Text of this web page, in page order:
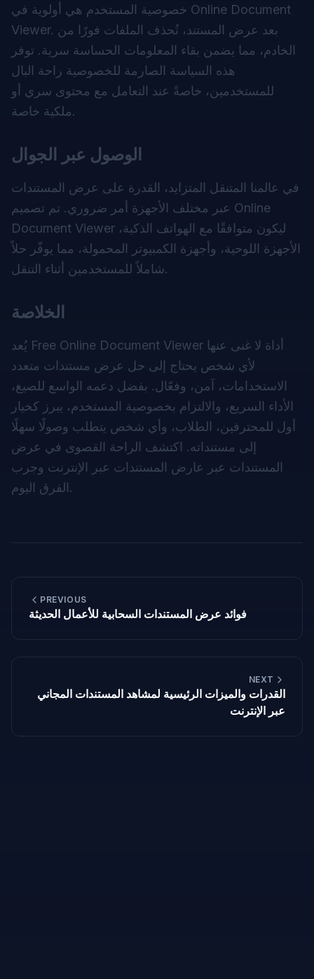
خصوصية المستخدم هي أولوية في Online Document
Viewer. بعد عرض المستند، تُحذف الملفات فورًا من
الخادم، مما يضمن بقاء المعلومات الحساسة سرية. توفر
هذه السياسة الصارمة للخصوصية راحة البال
للمستخدمين، خاصةً عند التعامل مع محتوى سري أو
ملكية خاصة.
الوصول عبر الجوال
في عالمنا المتنقل المتزايد، القدرة على عرض المستندات
عبر مختلف الأجهزة أمر ضروري. تم تصميم Online
Document Viewer ليكون متوافقًا مع الهواتف الذكية،
الأجهزة اللوحية، وأجهزة الكمبيوتر المحمولة، مما يوفّر حلاً
شاملاً للمستخدمين أثناء التنقل.
الخلاصة
يُعد Free Online Document Viewer أداة لا غنى عنها
لأي شخص يحتاج إلى حل عرض مستندات متعدد
الاستخدامات، آمن، وفعّال. بفضل دعمه الواسع للصيغ،
الأداء السريع، والالتزام بخصوصية المستخدم، يبرز كخيار
أول للمحترفين، الطلاب، وأي شخص يتطلب وصولًا سهلًا
إلى مستنداته. اكتشف الراحة القصوى في عرض
المستندات عبر عارض المستندات عبر الإنترنت وجرب
الفرق اليوم.
PREVIOUS
فوائد عرض المستندات السحابية للأعمال الحديثة
NEXT
القدرات والميزات الرئيسية لمشاهد المستندات المجاني
عبر الإنترنت